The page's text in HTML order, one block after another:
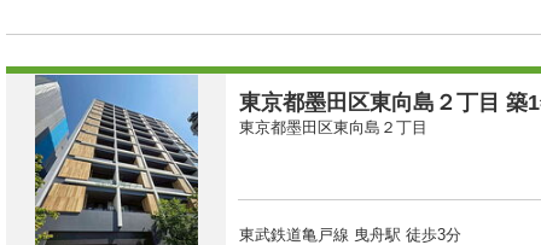
東京都墨田区東向島２丁目 築
東京都墨田区東向島２丁目
東武鉄道亀戸線 曳舟駅 徒歩3分